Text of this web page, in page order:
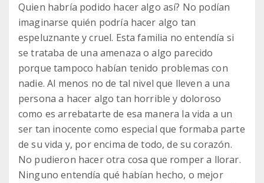
Quien habría podido hacer algo así? No podían
imaginarse quién podría hacer algo tan
espeluznante y cruel. Esta familia no entendía si
se trataba de una amenaza o algo parecido
porque tampoco habían tenido problemas con
nadie. Al menos no de tal nivel que lleven a una
persona a hacer algo tan horrible y doloroso
como es arrebatarte de esa manera la vida a un
ser tan inocente como especial que formaba parte
de su vida y, por encima de todo, de su corazón.
No pudieron hacer otra cosa que romper a llorar.
Ninguno entendía qué habían hecho, o mejor